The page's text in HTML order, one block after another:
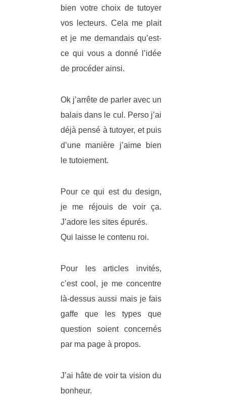
bien votre choix de tutoyer
vos lecteurs. Cela me plait
et je me demandais qu’est-
ce qui vous a donné l’idée
de procéder ainsi.
Ok j’arrête de parler avec un
balais dans le cul. Perso j’ai
déjà pensé à tutoyer, et puis
d’une manière j’aime bien
le tutoiement.
Pour ce qui est du design,
je me réjouis de voir ça.
J’adore les sites épurés.
Qui laisse le contenu roi.
Pour les articles invités,
c’est cool, je me concentre
là-dessus aussi mais je fais
gaffe que les types que
question soient concernés
par ma page à propos.
J’ai hâte de voir ta vision du
bonheur.